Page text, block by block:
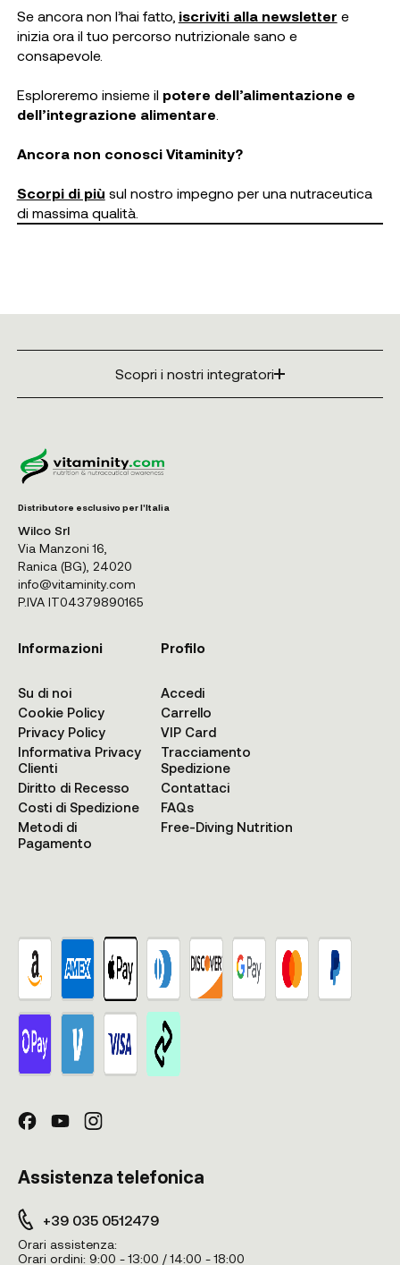
Se ancora non l’hai fatto, iscriviti alla newsletter e
inizia ora il tuo percorso nutrizionale sano e
consapevole.
Esploreremo insieme il potere dell’alimentazione e
dell’integrazione alimentare
Ancora non conosci Vitaminity?
Scorpi di più sul nostro impegno per una nutraceutica
di massima qualità.
Scopri i nostri integratori
Distributore esclusivo per l'Italia
Wilco Srl
Via Manzoni 16,
Ranica (BG), 24020
info@vitaminity.com
P.IVA IT04379890165
Informazioni
Su di noi
Cookie Policy
Privacy Policy
Informativa Privacy
Clienti
Diritto di Recesso
Costi di Spedizione
Metodi di
Pagamento
Profilo
Accedi
Carrello
VIP Card
Tracciamento
Spedizione
Contattaci
FAQs
Free-Diving Nutrition
Assistenza telefonica
+39 035 0512479
Orari assistenza:
Orari ordini: 9:00 - 13:00 / 14:00 - 18:00